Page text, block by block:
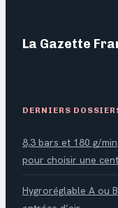
La Gazette
DERNIERS
8,3 bars et 180 g/
pour choisir une
Hygroréglable A ou